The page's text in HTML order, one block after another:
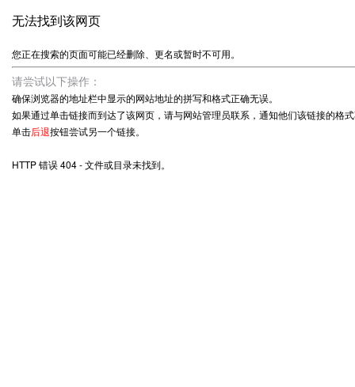
无法找到该网页
您正在搜索的页面可能已经删除、更名或暂时不可用。
请尝试以下操作：
确保浏览器的地址栏中显示的网站地址的拼写和格式正确无误。
如果通过单击链接而到达了该网页，请与网站管理员联系，通知他们该链接的格
单击后退按钮尝试另一个链接。
HTTP 错误 404 - 文件或目录未找到。